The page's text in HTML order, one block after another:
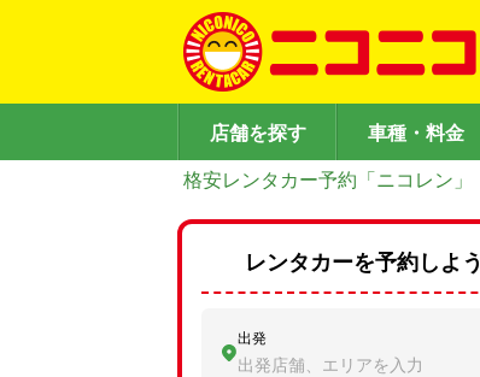
店舗を探す 車種・料金
格安レンタカー予約「ニコレン」
レンタカーを予約しよう
出発
出発店舗、エリアを入力